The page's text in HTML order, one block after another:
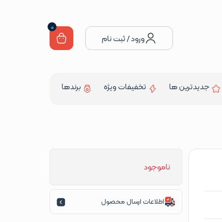
ورود / ثبت نام
0
جدیدترین ها تخفیفات ویژه برندها
ناموجود
اطلاعات ارسال محصول